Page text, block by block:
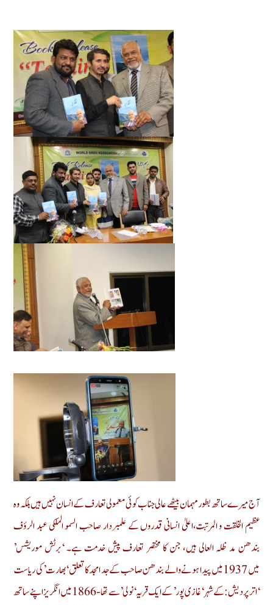
آج میرے ساتھ بطور مہمان بیٹھے عالی جناب کوئی معمولی تعارف کے انسان نہیں ہیں بلکہ وہ
عظیم الخلقت و المرتبت،اعلیٰ انسانی قدروں کے علمبردار صاحب السمو الملکی عبد الرؤف
بندھن مد ظلہ العالی ہیں، جن کا مختصر تعارف پیش خدمت ہے۔ ‘برٹش موریشس’
میں 1937 میں پیدا ہونے والے بندھن صاحب کے جد امجد کا تعلق ‘بھارت’ کی ریاست
‘اتر پردیش: کے شہر ‘غازی پور’ کے ایک قریہ ‘نولی’ سے تھا- 1866 میں انگریز اپنے ساتھ